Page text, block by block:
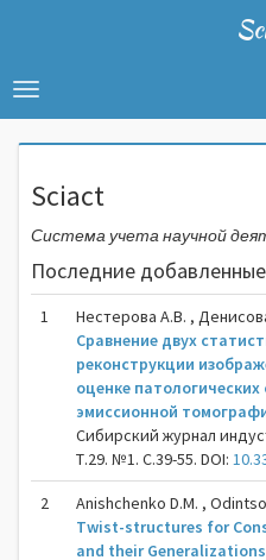
Toggle
navigation
Sciact
Система учета научной
Последние
1
Нестерова А.В. ,
Сравнение двух
реконструкции
оценке
эмиссионной
Сибирский журнал
Т.29. №1. С.39-55. DOI:
2
Anishchenko D.M. ,
Twist-structures for
and their Generalizations